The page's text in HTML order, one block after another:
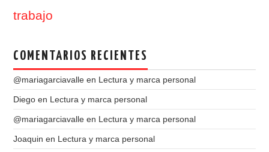
trabajo
COMENTARIOS RECIENTES
@mariagarciavalle en Lectura y marca personal
Diego en Lectura y marca personal
@mariagarciavalle en Lectura y marca personal
Joaquin en Lectura y marca personal